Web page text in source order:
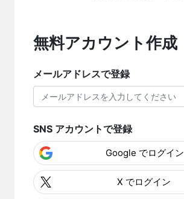
無料アカウント作成
メールアドレスで登録
SNS アカウントで登録
Google でログイン
X でログイン